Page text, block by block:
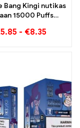
Bang Kingi nutikas
15000 Puffs
arbuusist ja
5.85 - €8.35